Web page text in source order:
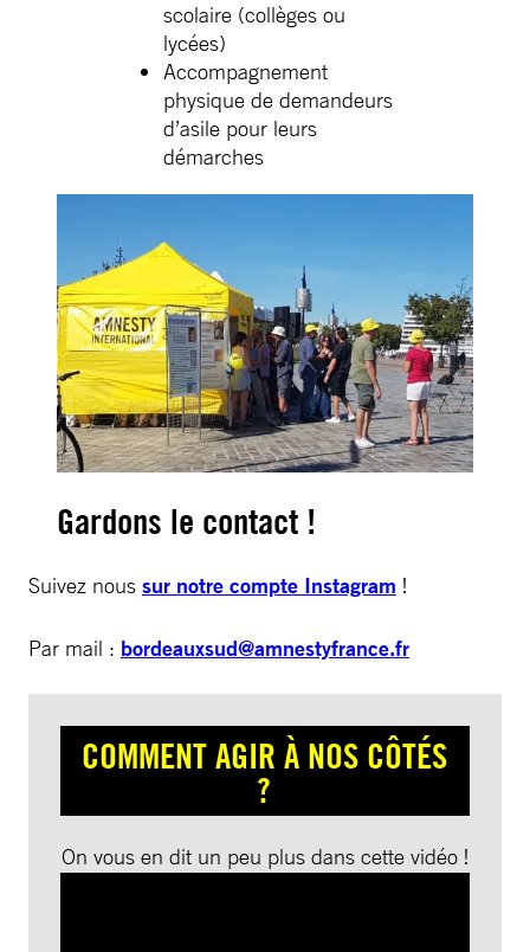
scolaire (collèges ou
lycées)
Accompagnement
physique de demandeurs
d’asile pour leurs
démarches
Gardons le contact !
Suivez nous sur notre compte Instagram !
Par mail : bordeauxsud@amnestyfrance.fr
COMMENT AGIR À NOS CÔTÉS
?
On vous en dit un peu plus dans cette vidéo !